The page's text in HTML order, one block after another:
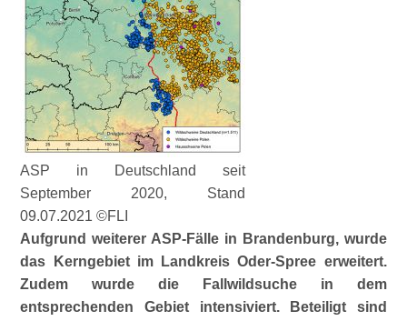
ASP in Deutschland seit
September 2020, Stand
09.07.2021 ©FLI
Aufgrund weiterer ASP-Fälle in Brandenburg, wurde
das Kerngebiet im Landkreis Oder-Spree erweitert.
Zudem wurde die Fallwildsuche in dem
entsprechenden Gebiet intensiviert. Beteiligt sind